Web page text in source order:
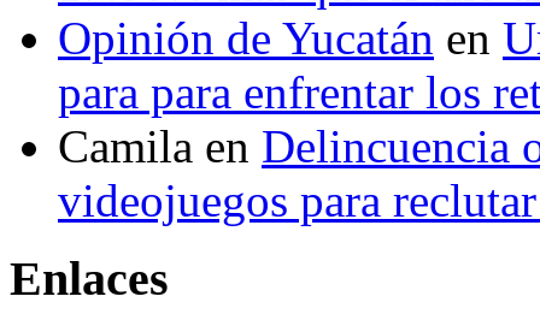
Opinión de Yucatán en
para para enfrentar los
Camila en Delincuencia
videojuegos para
Enlaces